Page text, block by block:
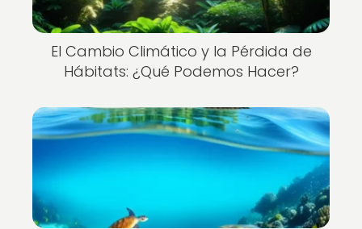
El Cambio Climático y la Pérdida de
Hábitats: ¿Qué Podemos Hacer?